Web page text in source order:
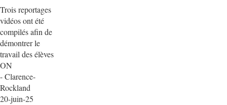
Trois reportages
vidéos ont été
compilés afin de
démontrer le
travail des élèves
ON
- Clarence-
Rockland
20-juin-25